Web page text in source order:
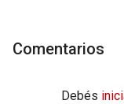
Comentarios
Debés